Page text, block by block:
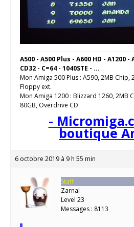
A500 - A500 Plus - A600 HD - A1200 -
CD32 - C=64 - 1040STE - ...
Mon Amiga 500 Plus : A590, 2MB Chip,
Floppy ext.
Mon Amiga 1200 : Blizzard 1260, 2MB
80GB, Overdrive CD
-
boutique
6 octobre 2019 à 9 h 55 min
Staff
Zarnal
Level 23
Messages : 8113